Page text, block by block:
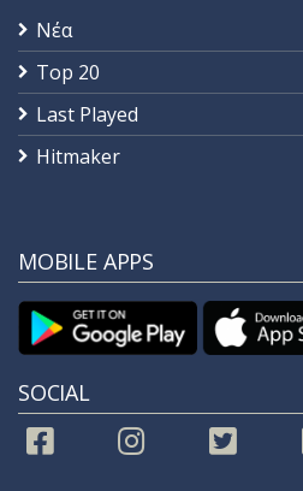
Νέα
Top 20
Last Played
Hitmaker
MOBILE APPS
SOCIAL